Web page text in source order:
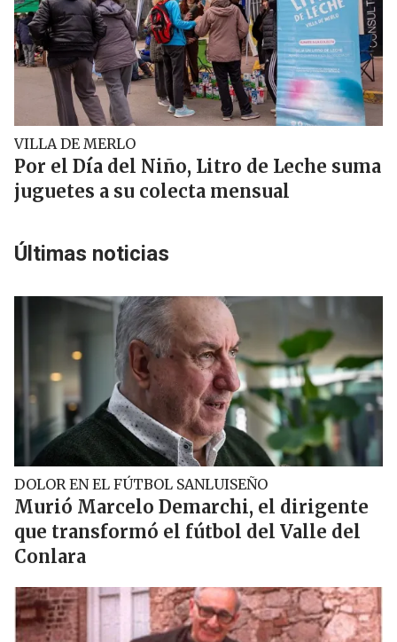
VILLA DE MERLO
Por el Día del Niño, Litro de Leche suma
juguetes a su colecta mensual
Últimas noticias
DOLOR EN EL FÚTBOL SANLUISEÑO
Murió Marcelo Demarchi, el dirigente
que transformó el fútbol del Valle del
Conlara